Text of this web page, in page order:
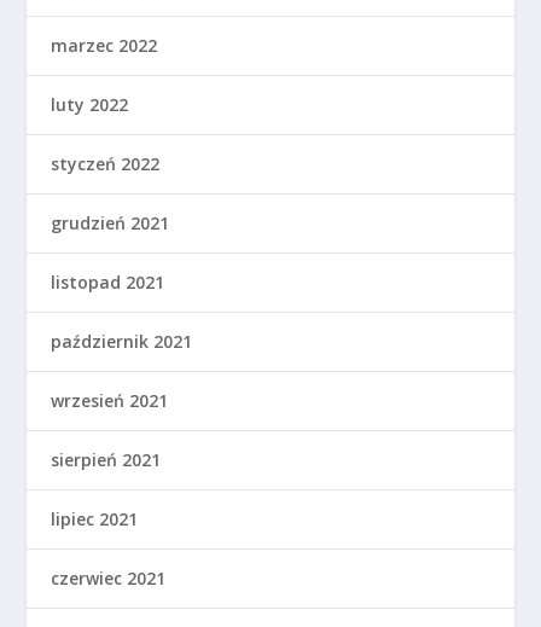
marzec 2022
luty 2022
styczeń 2022
grudzień 2021
listopad 2021
październik 2021
wrzesień 2021
sierpień 2021
lipiec 2021
czerwiec 2021